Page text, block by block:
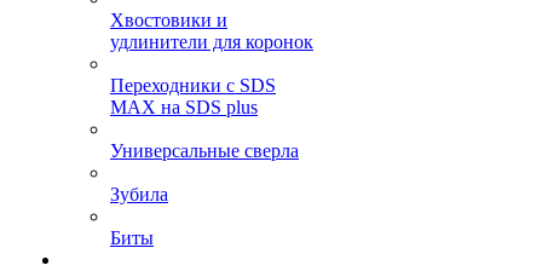
Хвостовики и
удлинители для коронок
Переходники с SDS
MAX на SDS plus
Универсальные сверла
Зубила
Биты